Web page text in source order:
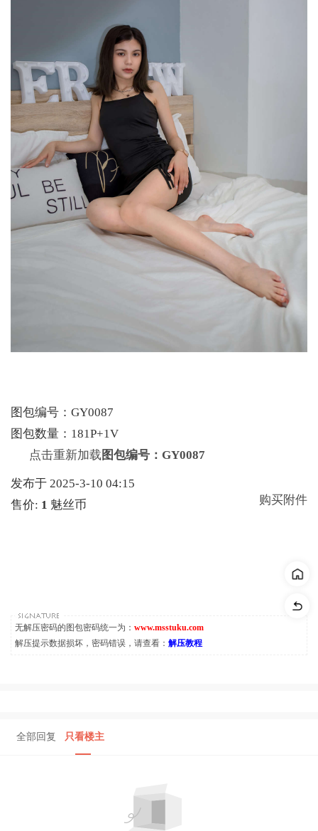
图包编号：GY0087
图包数量：181P+1V
点击重新加载 图包编号：GY0087
发布于 2025-3-10 04:15
售价: 1 魅丝币 购买附件
无解压密码的图包密码统一为： www.msstuku.com
解压提示数据损坏，密码错误，请查看： 解压教程
全部回复 只看楼主